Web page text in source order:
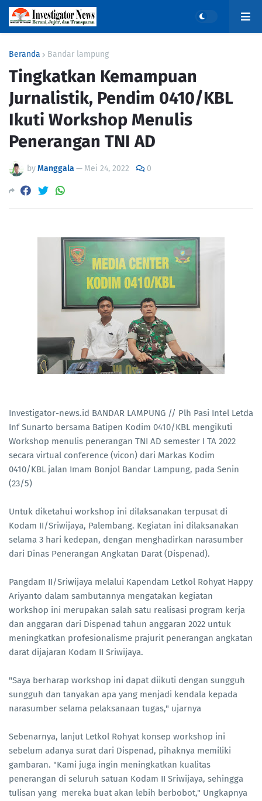
Beranda Bandar lampung
Tingkatkan Kemampuan
Jurnalistik, Pendim 0410/KBL
Ikuti Workshop Menulis
Penerangan TNI AD
byManggala — Mei 24, 2022 0
Investigator-news.id BANDAR LAMPUNG // Plh Pasi Intel Letda
Inf Sunarto bersama Batipen Kodim 0410/KBL mengikuti
Workshop menulis penerangan TNI AD semester I TA 2022
secara virtual conference (vicon) dari Markas Kodim
0410/KBL jalan Imam Bonjol Bandar Lampung, pada Senin
(23/5)
Untuk diketahui workshop ini dilaksanakan terpusat di
Kodam II/Sriwijaya, Palembang. Kegiatan ini dilaksanakan
selama 3 hari kedepan, dengan menghadirkan narasumber
dari Dinas Penerangan Angkatan Darat (Dispenad).
Pangdam II/Sriwijaya melalui Kapendam Letkol Rohyat Happy
Ariyanto dalam sambutannya mengatakan kegiatan
workshop ini merupakan salah satu realisasi program kerja
dan anggaran dari Dispenad tahun anggaran 2022 untuk
meningkatkan profesionalisme prajurit penerangan angkatan
darat dijajaran Kodam II Sriwijaya.
"Saya berharap workshop ini dapat diikuti dengan sungguh
sungguh dan tanyakan apa yang menjadi kendala kepada
narasumber selama pelaksanaan tugas," ujarnya
Sebenarnya, lanjut Letkol Rohyat konsep workshop ini
sebelum adanya surat dari Dispenad, pihaknya memiliki
gambaran. "Kami juga ingin meningkatkan kualitas
penerangan di seluruh satuan Kodam II Sriwijaya, sehingga
tulisan yang mereka buat akan lebih berbobot," Ungkapnya